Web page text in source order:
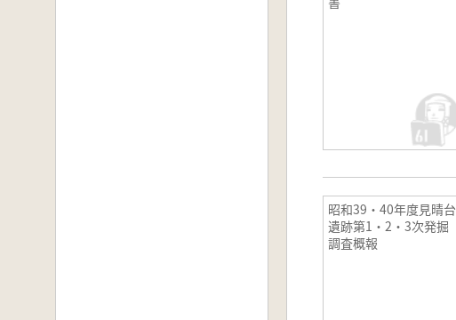
昭和39・40年度見晴台
遺跡第1・2・3次発掘
調査概報